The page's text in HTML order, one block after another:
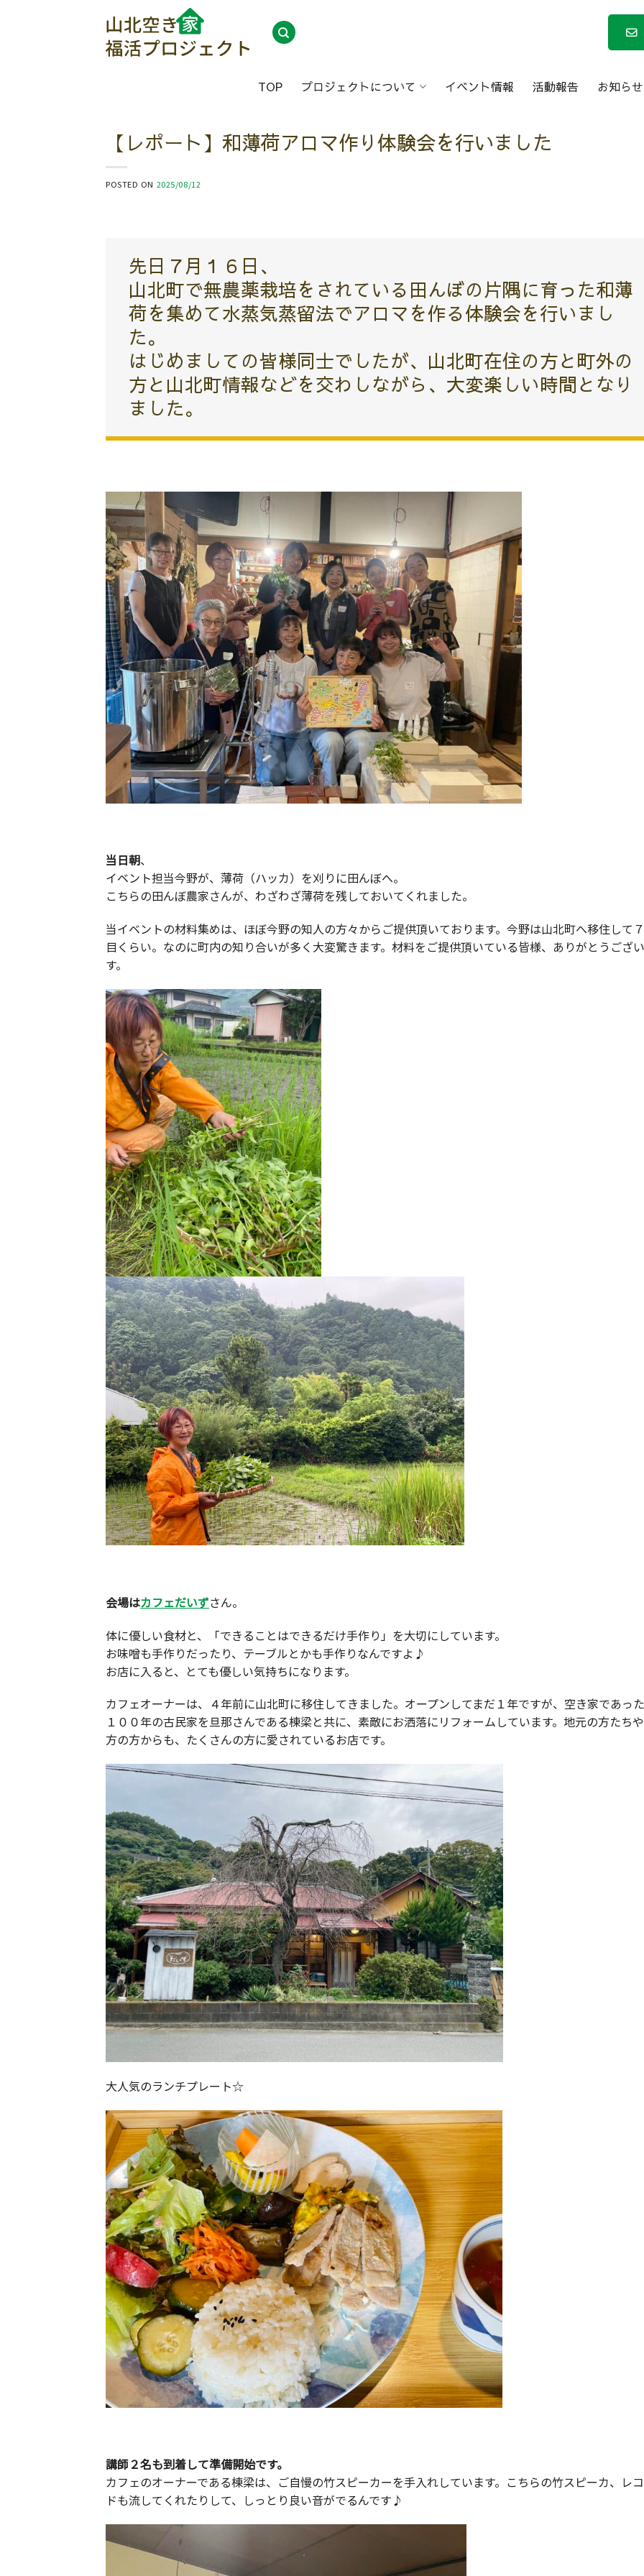
TOP プロジェクトについて イベント情報 活動報告 お知らせ
【レポート】和薄荷アロマ作り体験会を行いました
POSTED ON 2025/08/12
先日７月１６日、
山北町で無農薬栽培をされている田んぼの片隅に育った和薄
荷を集めて水蒸気蒸留法でアロマを作る体験会を行いまし
た。
はじめましての皆様同士でしたが、山北町在住の方と町外の
方と山北町情報などを交わしながら、大変楽しい時間となり
ました。
当日朝、
イベント担当今野が、薄荷（ハッカ）を刈りに田んぼへ。
こちらの田んぼ農家さんが、わざわざ薄荷を残しておいてくれました。
当イベントの材料集めは、ほぼ今野の知人の方々からご提供頂いております。今野は山北町へ移住して
目くらい。なのに町内の知り合いが多く大変驚きます。材料をご提供頂いている皆様、ありがとうござ
す。
会場はカフェだいずさん。
体に優しい食材と、「できることはできるだけ手作り」を大切にしています。
お味噌も手作りだったり、テーブルとかも手作りなんですよ♪
お店に入ると、とても優しい気持ちになります。
カフェオーナーは、４年前に山北町に移住してきました。オープンしてまだ１年ですが、空き家であっ
１００年の古民家を旦那さんである棟梁と共に、素敵にお洒落にリフォームしています。地元の方たち
方の方からも、たくさんの方に愛されているお店です。
大人気のランチプレート☆
講師２名も到着して準備開始です。
カフェのオーナーである棟梁は、ご自慢の竹スピーカーを手入れしています。こちらの竹スピーカ、レ
ドも流してくれたりして、しっとり良い音がでるんです♪